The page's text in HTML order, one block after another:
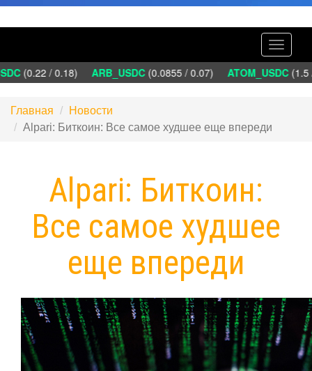
Toggle
(0.22 / 0.18) ARB_USDC(0.0855 / 0.07) ATOM_USDC(1.5
Главная
Новости
Alpari: Биткоин: Все самое худшее еще впереди
Alpari: Биткоин:
Все самое худшее
еще впереди